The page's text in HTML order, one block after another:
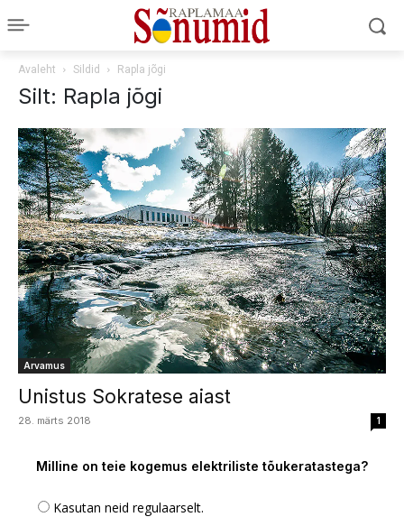
Avaleht Sildid Rapla jõgi
Silt: Rapla jõgi
Arvamus
Unistus Sokratese aiast
28. märts 2018 1
Milline on teie kogemus elektriliste tõukeratastega?
Kasutan neid regulaarselt.